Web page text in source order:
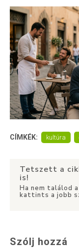
CÍMKÉK: kultúra
Tetszett a
is!
Ha nem találod
kattints a jobb
Szólj hozzá